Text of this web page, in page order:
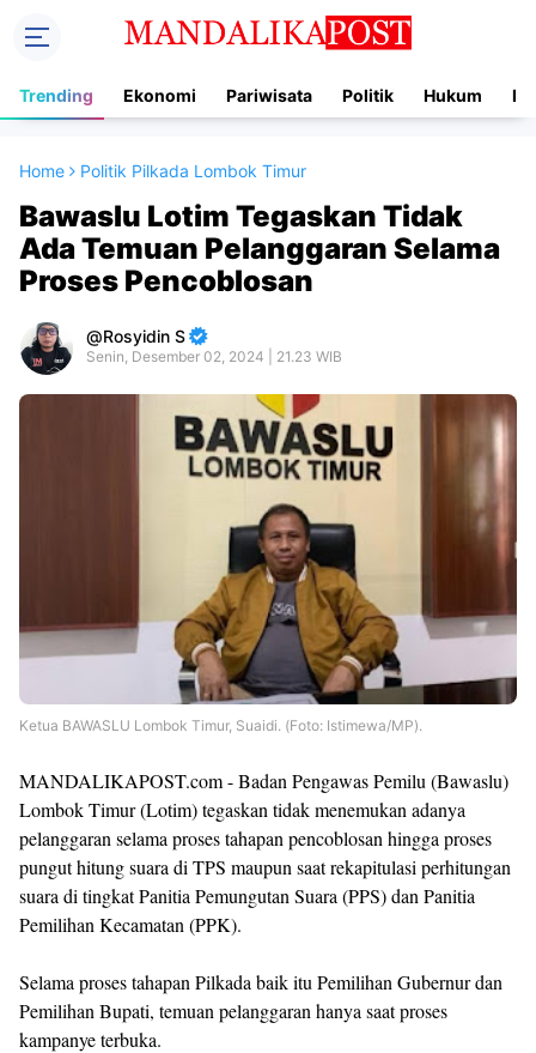
Trending Ekonomi Pariwisata Politik Hukum
Home Politik Pilkada Lombok Timur
Bawaslu Lotim Tegaskan Tidak
Ada Temuan Pelanggaran Selama
Proses Pencoblosan
Rosyidin S
Senin, Desember 02, 2024 | 21.23 WIB
Ketua BAWASLU Lombok Timur, Suaidi. (Foto: Istimewa/MP).
MANDALIKAPOST.com - Badan Pengawas Pemilu (Bawaslu)
Lombok Timur (Lotim) tegaskan tidak menemukan adanya
pelanggaran selama proses tahapan pencoblosan hingga proses
pungut hitung suara di TPS maupun saat rekapitulasi perhitungan
suara di tingkat Panitia Pemungutan Suara (PPS) dan Panitia
Pemilihan Kecamatan (PPK).
Selama proses tahapan Pilkada baik itu Pemilihan Gubernur dan
Pemilihan Bupati, temuan pelanggaran hanya saat proses
kampanye terbuka.